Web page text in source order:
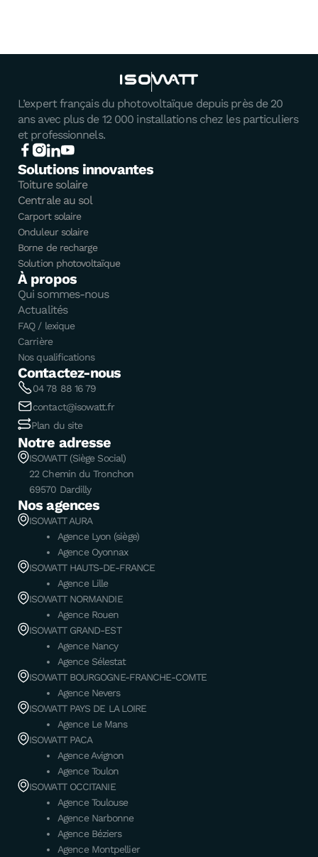
L’expert français du photovoltaïque depuis près de 20
ans avec plus de 12 000 installations chez les particuliers
et professionnels.
Solutions innovantes
Toiture solaire
Centrale au sol
Carport solaire
Onduleur solaire
Borne de recharge
Solution photovoltaïque
À propos
Qui sommes-nous
Actualités
FAQ / lexique
Carrière
Nos qualifications
Contactez-nous
04 78 88 16 79
contact@isowatt.fr
Plan du site
Notre adresse
ISOWATT (Siège Social)
22 Chemin du Tronchon
69570 Dardilly
Nos agences
ISOWATT AURA
Agence Lyon (siège)
Agence Oyonnax
ISOWATT HAUTS-DE-FRANCE
Agence Lille
ISOWATT NORMANDIE
Agence Rouen
ISOWATT GRAND-EST
Agence Nancy
Agence Sélestat
ISOWATT BOURGOGNE-FRANCHE-COMTE
Agence Nevers
ISOWATT PAYS DE LA LOIRE
Agence Le Mans
ISOWATT PACA
Agence Avignon
Agence Toulon
ISOWATT OCCITANIE
Agence Toulouse
Agence Narbonne
Agence Béziers
Agence Montpellier